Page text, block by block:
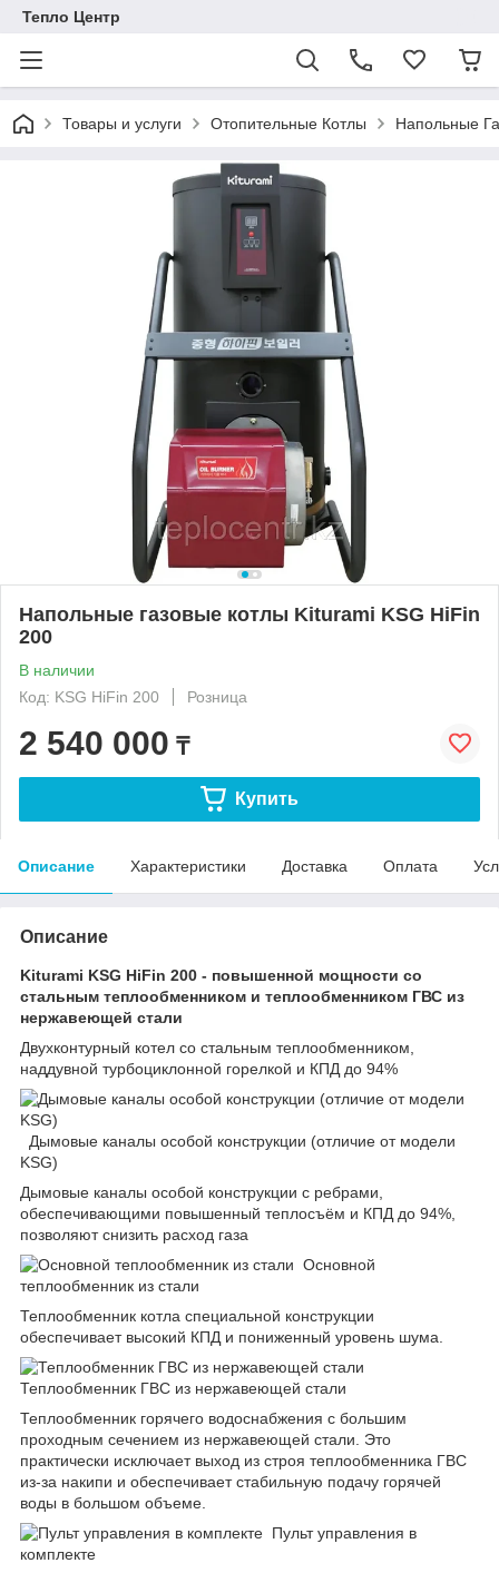
Тепло Центр
Товары и услуги Отопительные Котлы Напольные
Напольные газовые котлы Kiturami KSG HiFin
200
В наличии
Код: KSG HiFin 200
Розница
2 540 000 ₸
Купить
Описание Характеристики Доставка Оплата
Описание
Kiturami KSG HiFin 200 - повышенной мощности со
стальным теплообменником и теплообменником ГВС из
нержавеющей стали
Двухконтурный котел со стальным теплообменником,
наддувной турбоциклонной горелкой и КПД до 94%
Дымовые каналы особой конструкции (отличие от модели
KSG)
Дымовые каналы особой конструкции с ребрами,
обеспечивающими повышенный теплосъём и КПД до 94%,
позволяют снизить расход газа
Основной
теплообменник из стали
Теплообменник котла специальной конструкции
обеспечивает высокий КПД и пониженный уровень шума.
Теплообменник ГВС из нержавеющей стали
Теплообменник горячего водоснабжения с большим
проходным сечением из нержавеющей стали. Это
практически исключает выход из строя теплообменника ГВС
из-за накипи и обеспечивает стабильную подачу горячей
воды в большом объеме.
Пульт управления в
комплекте